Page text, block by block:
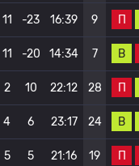
11 -23 16:39 9 П
11 -20 14:34 7 В
2 10 22:12 28 П
4 6 23:17 24 В
5 5 21:16 19 П